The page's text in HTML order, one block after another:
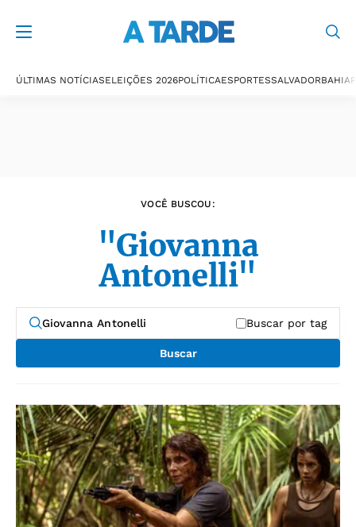
ÚLTIMAS NOTÍCIASELEIÇÕES 2026POLÍTICAESPORTESSALVADORBAHIA
VOCÊ BUSCOU:
"Giovanna
Antonelli"
Buscar por tag
Buscar